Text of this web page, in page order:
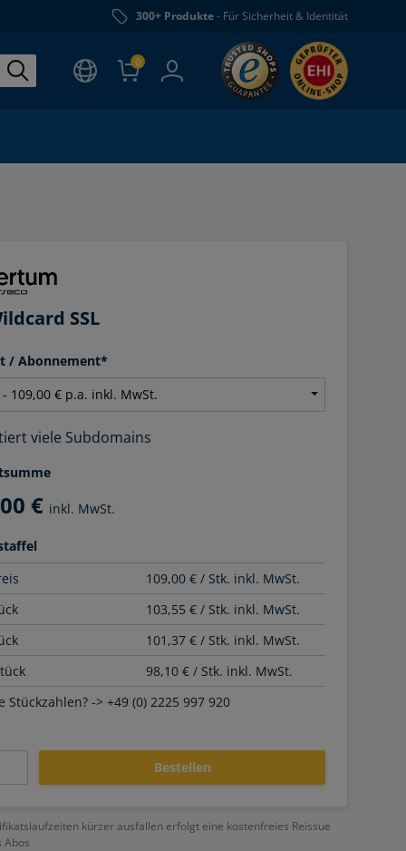
300+ Produkte- Für Sicherheit & Identität
0
SSL
/ Abonnement*
viele Subdomains
€ inkl. MwSt.
109,00 € / Stk. inkl. MwSt.
103,55 € / Stk. inkl. MwSt.
101,37 € / Stk. inkl. MwSt.
98,10 € / Stk. inkl. MwSt.
Stückzahlen? -> +49 (0) 2225 997 920
Bestellen
kürzer ausfallen erfolgt eine kostenfreies Reissue
Abos